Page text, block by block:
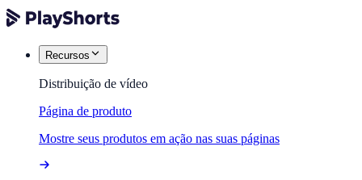
Recursos
Distribuição de vídeo
Página de produto
Mostre seus produtos em ação nas suas páginas